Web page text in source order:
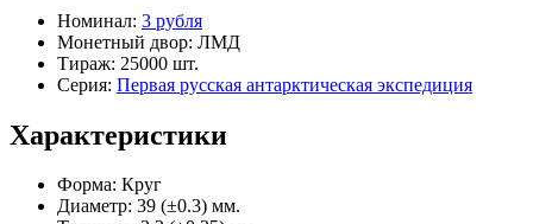
Номинал: 3 рубля
Монетный двор: ЛМД
Тираж: 25000 шт.
Серия: Первая русская антарктическая экспедиция
Характеристики
Форма: Круг
Диаметр: 39 (±0.3) мм.